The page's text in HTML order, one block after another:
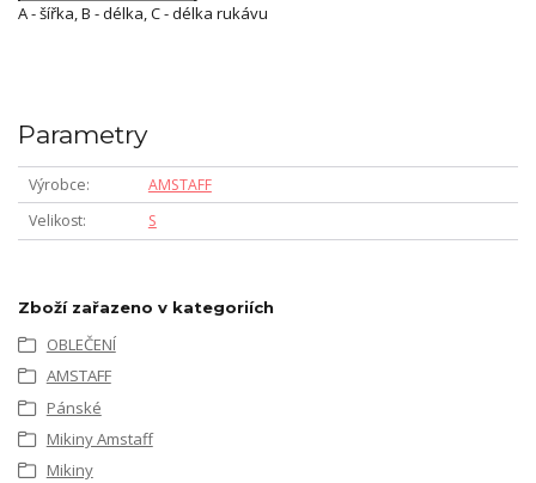
A - šířka, B - délka, C - délka rukávu
Parametry
Výrobce
AMSTAFF
Velikost
S
Zboží zařazeno v kategoriích
OBLEČENÍ
AMSTAFF
Pánské
Mikiny Amstaff
Mikiny